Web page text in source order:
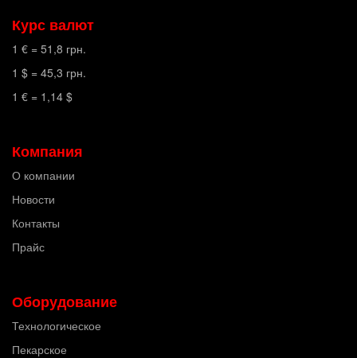
Курс валют
1 € = 51,8 грн.
1 $ = 45,3 грн.
1 € = 1,14 $
Компания
О компании
Новости
Контакты
Прайс
Оборудование
Технологическое
Пекарское